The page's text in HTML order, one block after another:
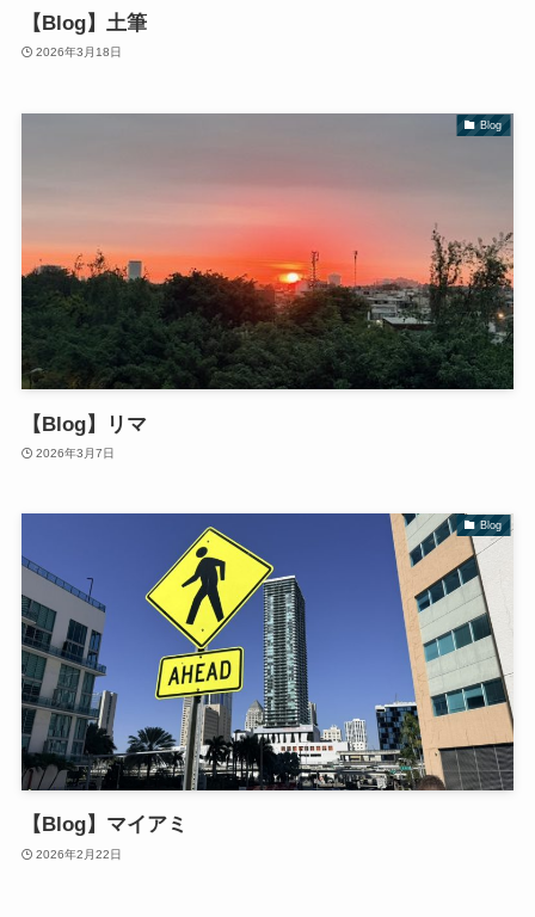
【Blog】土筆
2026年3月18日
Blog
【Blog】リマ
2026年3月7日
Blog
【Blog】マイアミ
2026年2月22日